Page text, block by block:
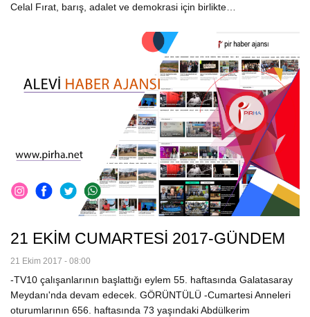
Celal Fırat, barış, adalet ve demokrasi için birlikte…
21 EKİM CUMARTESİ 2017-GÜNDEM
21 Ekim 2017 - 08:00
-TV10 çalışanlarının başlattığı eylem 55. haftasında Galatasaray
Meydanı'nda devam edecek. GÖRÜNTÜLÜ -Cumartesi Anneleri
oturumlarının 656. haftasında 73 yaşındaki Abdülkerim